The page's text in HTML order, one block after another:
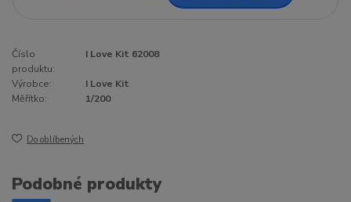
Číslo
produktu:
I Love Kit 62008
Výrobce:
I Love Kit
Měřítko:
1/200
Do oblíbených
Podobné produkty